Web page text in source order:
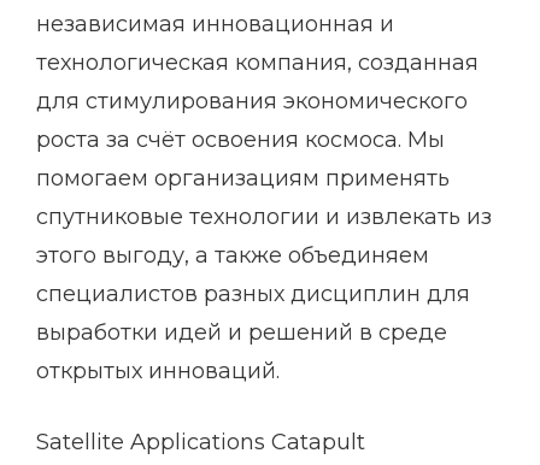
независимая инновационная и
технологическая компания, созданная
для стимулирования экономического
роста за счёт освоения космоса. Мы
помогаем организациям применять
спутниковые технологии и извлекать из
этого выгоду, а также объединяем
специалистов разных дисциплин для
выработки идей и решений в среде
открытых инноваций.
Satellite Applications Catapult